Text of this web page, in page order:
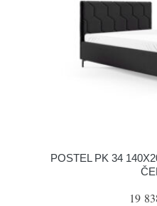
POSTEL PK 34
19